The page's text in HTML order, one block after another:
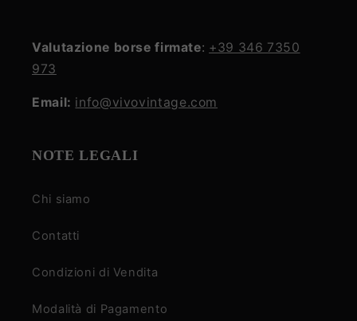
Valutazione borse firmate: +39 346 7350
973
Email: info@vivovintage.com
NOTE LEGALI
Chi siamo
Contatti
Condizioni di Vendita
Modalità di Pagamento